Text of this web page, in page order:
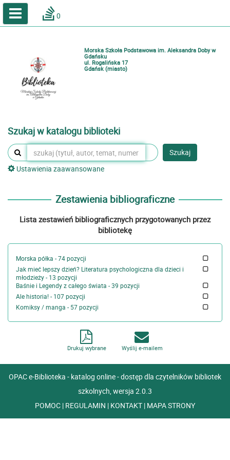
Katalog online biblioteki szkolnej
0
Morska Szkoła Podstawowa im. Aleksandra Doby w
Gdańsku
ul. Rogalińska 17
Gdańsk (miasto)
Szukaj w katalogu biblioteki
Szukaj
Ustawienia zaawansowane
Zestawienia bibliograficzne
Lista zestawień bibliograficznych przygotowanych przez
bibliotekę
Morska półka - 74 pozycji
Jak mieć lepszy dzień? Literatura psychologiczna dla dzieci i
młodzieży - 13 pozycji
Baśnie i Legendy z całego świata - 39 pozycji
Ale historia! - 107 pozycji
Komiksy / manga - 57 pozycji
Drukuj wybrane Wyślij e-mailem
OPAC e-Biblioteka - katalog online - dostęp dla czytelników bibliotek
szkolnych, wersja 2.0.3
POMOC | REGULAMIN | KONTAKT | MAPA STRONY